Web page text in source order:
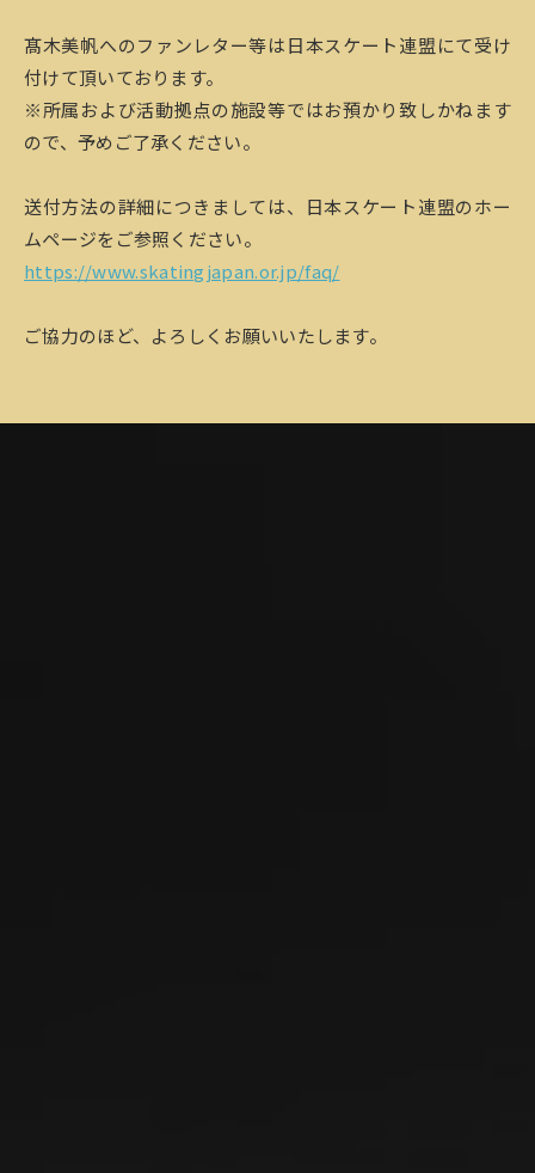
髙木美帆へのファンレター等は日本スケート連盟にて受け
付けて頂いております。
※所属および活動拠点の施設等ではお預かり致しかねます
ので、予めご了承ください。
送付方法の詳細につきましては、日本スケート連盟のホー
ムページをご参照ください。
https://www.skatingjapan.or.jp/faq/
ご協力のほど、よろしくお願いいたします。